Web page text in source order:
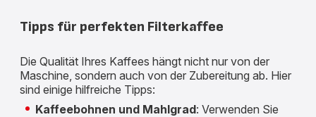
Tipps für perfekten Filterkaffee
Die Qualität Ihres Kaffees hängt nicht nur von der
Maschine, sondern auch von der Zubereitung ab. Hier
sind einige hilfreiche Tipps:
Kaffeebohnen und Mahlgrad: Verwenden Sie